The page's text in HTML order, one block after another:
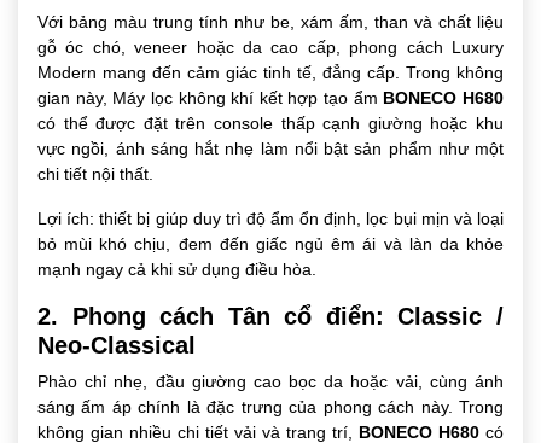
Với bảng màu trung tính như be, xám ấm, than và chất liệu
gỗ óc chó, veneer hoặc da cao cấp, phong cách Luxury
Modern mang đến cảm giác tinh tế, đẳng cấp. Trong không
gian này, Máy lọc không khí kết hợp tạo ẩm BONECO H680
có thể được đặt trên console thấp cạnh giường hoặc khu
vực ngồi, ánh sáng hắt nhẹ làm nổi bật sản phẩm như một
chi tiết nội thất.
Lợi ích: thiết bị giúp duy trì độ ẩm ổn định, lọc bụi mịn và loại
bỏ mùi khó chịu, đem đến giấc ngủ êm ái và làn da khỏe
mạnh ngay cả khi sử dụng điều hòa.
2. Phong cách Tân cổ điển: Classic /
Neo-Classical
Phào chỉ nhẹ, đầu giường cao bọc da hoặc vải, cùng ánh
sáng ấm áp chính là đặc trưng của phong cách này. Trong
không gian nhiều chi tiết vải và trang trí, BONECO H680 có